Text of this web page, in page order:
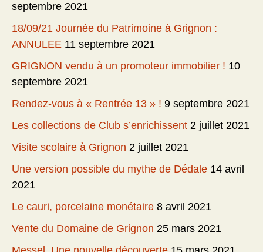
septembre 2021
18/09/21 Journée du Patrimoine à Grignon :
ANNULEE 11 septembre 2021
GRIGNON vendu à un promoteur immobilier ! 10
septembre 2021
Rendez-vous à « Rentrée 13 » ! 9 septembre 2021
Les collections de Club s’enrichissent 2 juillet 2021
Visite scolaire à Grignon 2 juillet 2021
Une version possible du mythe de Dédale 14 avril
2021
Le cauri, porcelaine monétaire 8 avril 2021
Vente du Domaine de Grignon 25 mars 2021